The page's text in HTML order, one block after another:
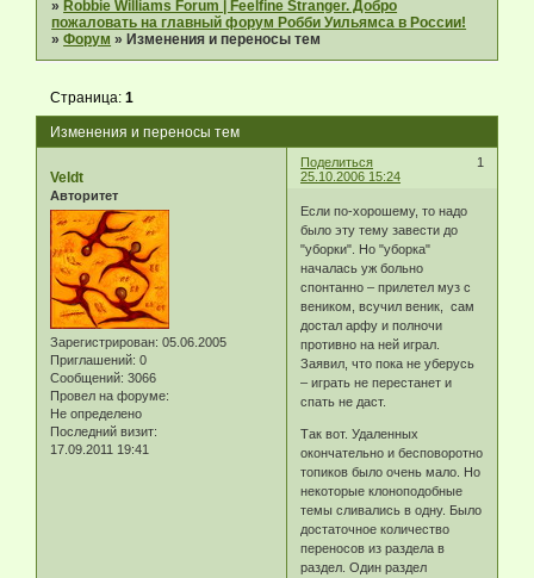
» Robbie Williams Forum | Feelfine Stranger. Добро
пожаловать на главный форум Робби Уильямса в России!
»Форум » Изменения и переносы тем
Изменения и переносы тем
Страница:1
Поделиться
1
25.10.2006 15:24
Veldt
Авторитет
Зарегистрирован: 05.06.2005
Приглашений: 0
Сообщений: 3066
Провел на форуме:
Не определено
Последний визит:
17.09.2011 19:41
Если по-хорошему, то надо
было эту тему завести до
"уборки". Но "уборка"
началась уж больно
спонтанно – прилетел муз с
веником, всучил веник, сам
достал арфу и полночи
противно на ней играл.
Заявил, что пока не уберусь
– играть не перестанет и
спать не даст.
Так вот. Удаленных
окончательно и бесповоротно
топиков было очень мало. Но
некоторые клоноподобные
темы сливались в одну. Было
достаточное количество
переносов из раздела в
раздел. Один раздел